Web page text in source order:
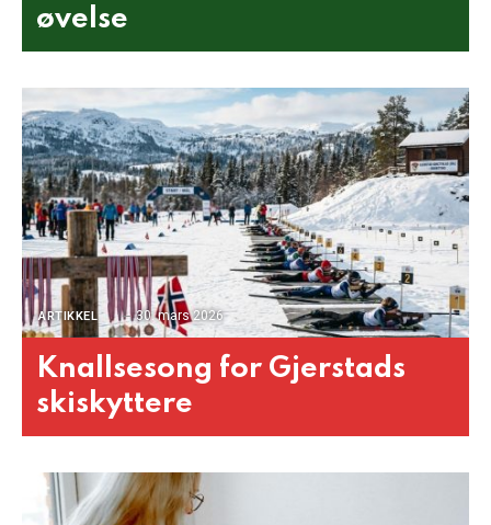
øvelse
ARTIKKEL 30. mars 2026
Knallsesong for Gjerstads
skiskyttere